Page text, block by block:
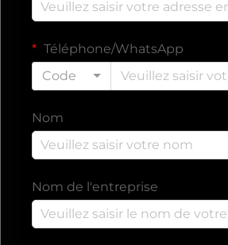
Téléphone/WhatsApp
Code
Nom
Nom de l'entreprise